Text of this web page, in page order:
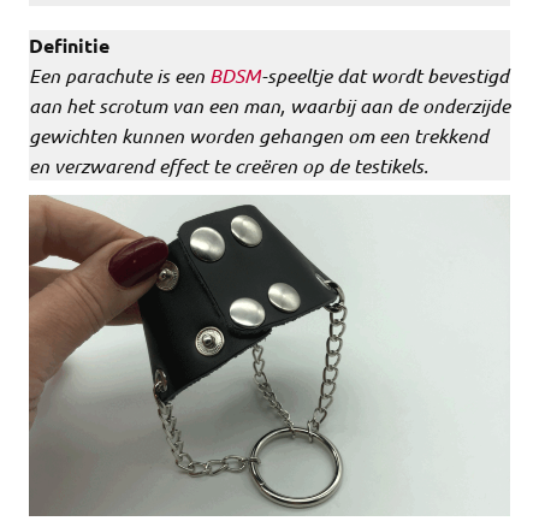
Definitie
Een parachute is een BDSM-speeltje dat wordt bevestigd
aan het scrotum van een man, waarbij aan de onderzijde
gewichten kunnen worden gehangen om een trekkend
en verzwarend effect te creëren op de testikels.